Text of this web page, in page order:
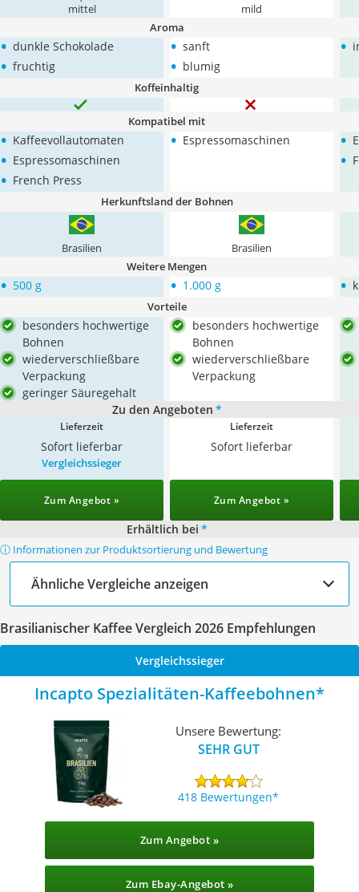
mittel mild
Aroma
• dunkle Schokolade
• fruchtig
• sanft
• blumig
•
Koffeinhaltig
Kompatibel mit
• Kaffeevollautomaten
• Espressomaschinen
• French Press
• Espressomaschinen •
•
Herkunftsland der Bohnen
Brasilien Brasilien
Weitere Mengen
• 500 g • 1.000 g •
Vorteile
besonders hochwertige
Bohnen
wiederverschließbare
Verpackung
geringer Säuregehalt
besonders hochwertige
Bohnen
wiederverschließbare
Verpackung
Zu den Angeboten *
Lieferzeit
Sofort lieferbar
Lieferzeit
Sofort lieferbar
Vergleichssieger
Zum Angebot » Zum Angebot »
Erhältlich bei *
ⓘ Informationen zur Produktsortierung und Bewertung
Ähnliche Vergleiche anzeigen
Brasilianischer Kaffee Vergleich 2026 Empfehlungen
Vergleichssieger
Incapto Spezialitäten-Kaffeebohnen
Unsere Bewertung:
SEHR GUT
418 Bewertungen
Zum Angebot »
Zum Ebay-Angebot »